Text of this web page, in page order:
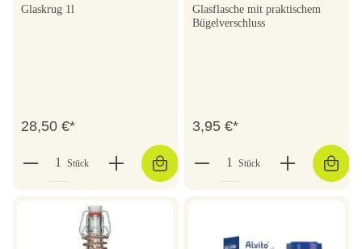
Glaskrug 1l
28,50 €*
Stück
Glasflasche mit praktischem
Bügelverschluss
3,95 €*
Stück